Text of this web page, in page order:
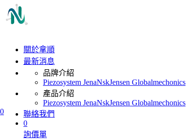
0
關於拿順
最新消息
品牌介紹
Piezosystem JenaNskJensen Globalmechonics
產品介紹
Piezosystem JenaNskJensen Globalmechonics
聯絡我們
0
詢價單